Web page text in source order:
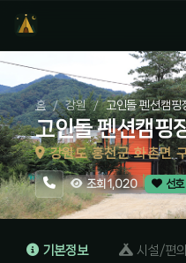
홈 강원 고인돌 펜션캠핑
고인돌 펜션캠핑
강원도 홍천군 화촌면
조회 1,020 선
기본정보 시설/편의